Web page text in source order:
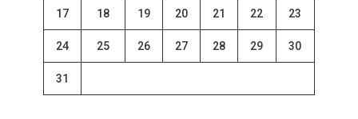
17 18 19 20 21 22 23
24 25 26 27 28 29 30
31